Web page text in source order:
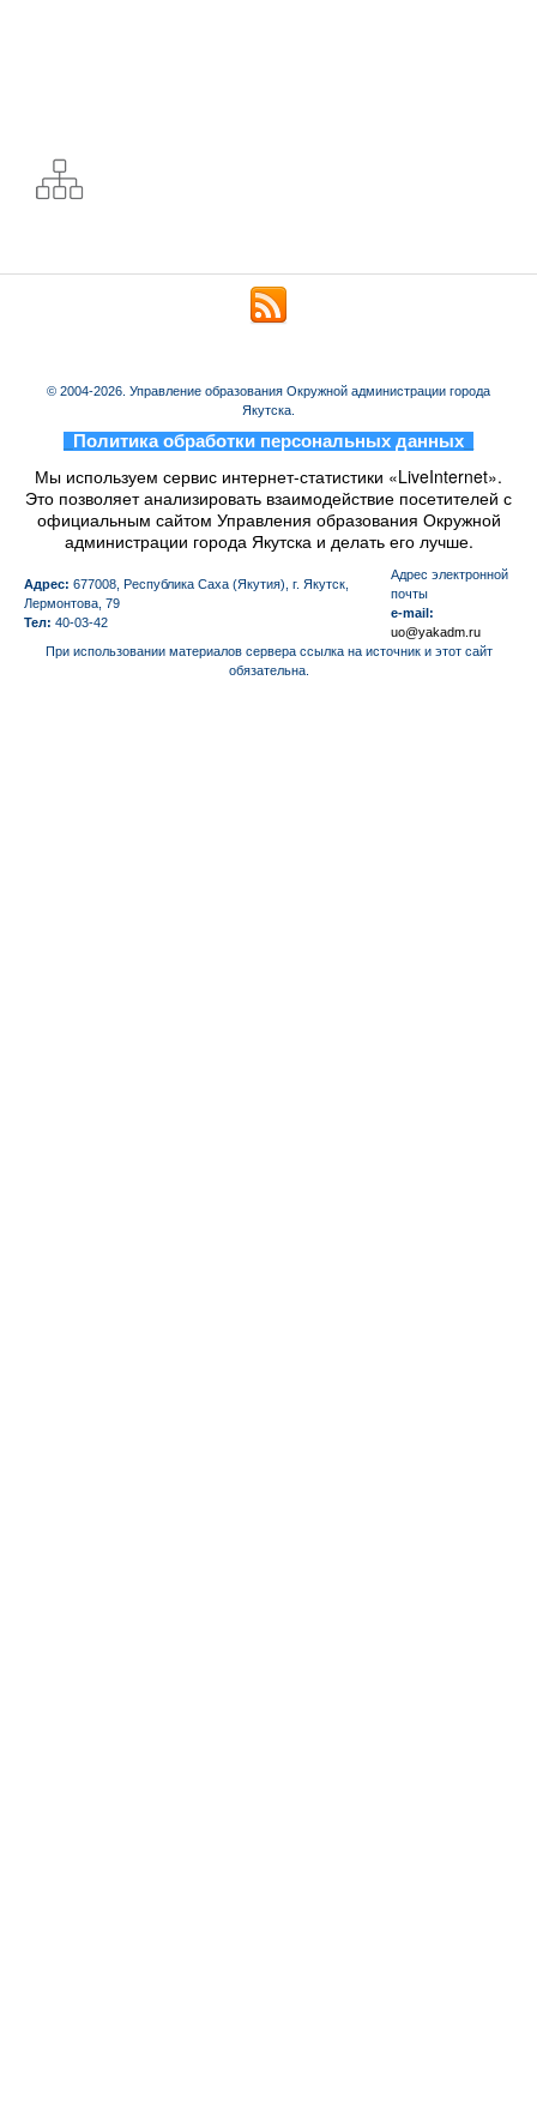
© 2004-2026. Управление образования Окружной администрации города
Якутска.
Политика обработки персональных данных
Мы используем сервис интернет-статистики «LiveInternet».
Это позволяет анализировать взаимодействие посетителей с
официальным сайтом Управления образования Окружной
администрации города Якутска и делать его лучше.
Адрес: 677008, Республика Саха (Якутия), г. Якутск,
Лермонтова, 79
Тел: 40-03-42
Aдрес электронной
почты
e-mail:
uo@yakadm.ru
При использовании материалов сервера ссылка на источник и этот сайт
обязательна.